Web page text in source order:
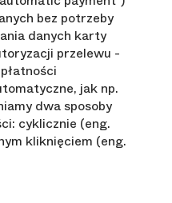
bez potrzeby
danych karty
przelewu -
jak np.
dwa sposoby
cyklicznie (eng.
kliknięciem (eng.